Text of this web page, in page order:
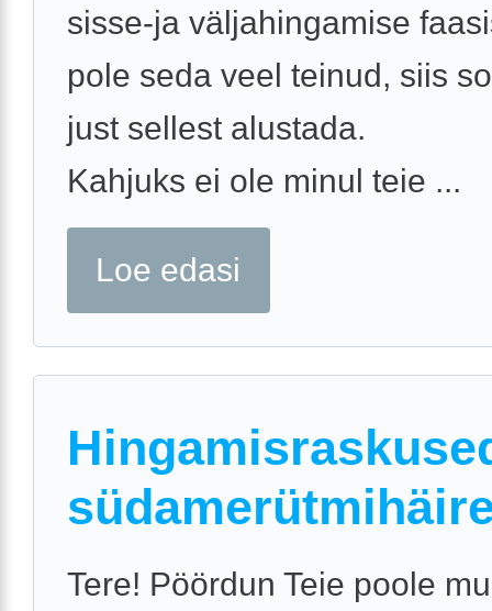
sisse-ja väljahingamise
pole seda veel teinud, siis
just sellest alustada.
Kahjuks ei ole minul teie ...
Loe edasi
Tere! Pöördun Teie poole